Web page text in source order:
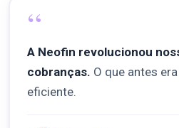
“
A Neofin revolucionou
cobranças. O que antes
eficiente.